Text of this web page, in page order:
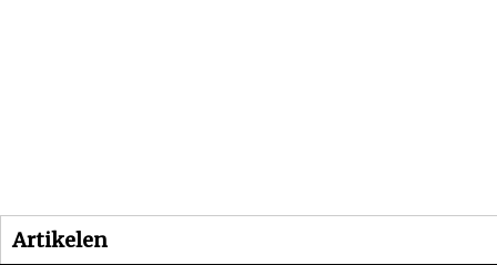
Artikelen